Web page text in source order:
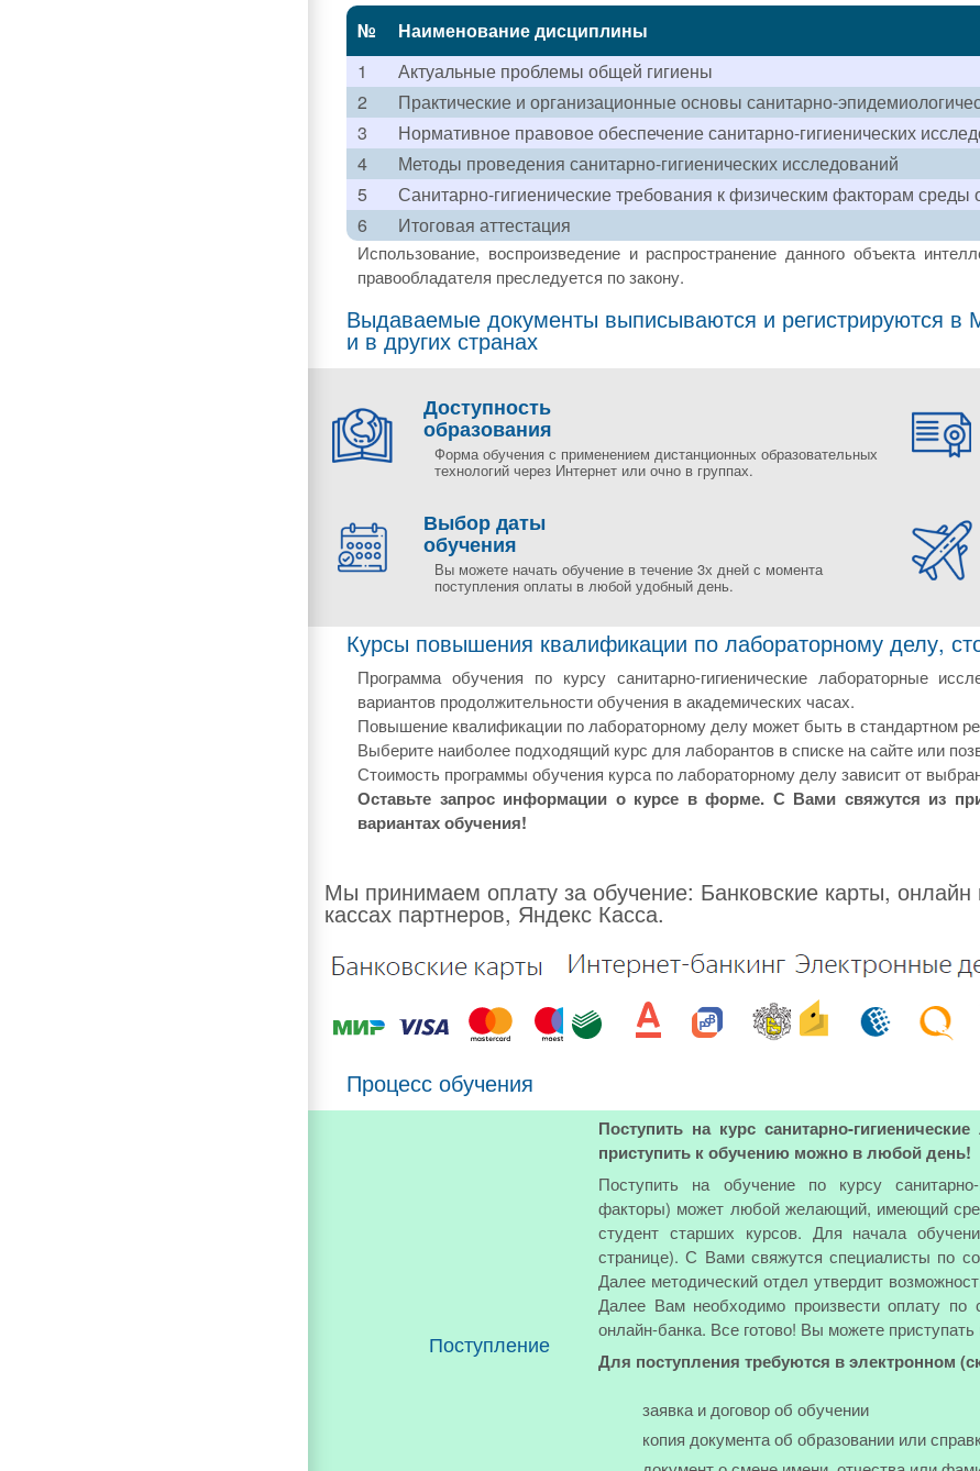
№ Наименование дисциплины
1
Актуальные проблемы общей гигиены
2
Практические и организационные основы санитарно-
3
Нормативное правовое обеспечение санитарно-гигиенических
4
Методы проведения санитарно-гигиенических исследований
5
Санитарно-гигиенические требования к физическим факторам среды
6
Итоговая аттестация
Использование, воспроизведение и распространение данного объекта
правообладателя преследуется по закону.
Выдаваемые документы выписываются и регистрируются в
и в других странах
Доступность
образования
Форма обучения с применением дистанционных образовательных
технологий через Интернет или очно в группах.
Выбор даты
обучения
Вы можете начать обучение в течение 3х дней с момента
поступления оплаты в любой удобный день.
Курсы повышения квалификации по лабораторному делу,
Программа обучения по курсу санитарно-гигиенические лабораторные
вариантов продолжительности обучения в академических часах.
Повышение квалификации по лабораторному делу может быть в стандартном
Выберите наиболее подходящий курс для лаборантов в списке на сайте или
Стоимость программы обучения курса по лабораторному делу зависит от
Оставьте запрос информации о курсе в форме. С Вами свяжутся из
вариантах обучения!
Мы принимаем оплату за обучение: Банковские карты,
кассах партнеров, Яндекс Касса.
Процесс обучения
Поступление
Поступить на курс санитарно-
приступить к обучению можно в любой день!
Поступить на обучение по курсу санитарно-
факторы) может любой желающий, имеющий
студент старших курсов. Для начала
странице). С Вами свяжутся специалисты по
Далее методический отдел утвердит
Далее Вам необходимо произвести оплату
онлайн-банка. Все готово! Вы можете
Для поступления требуются в электронном
заявка и договор об обучении
копия документа об образовании или